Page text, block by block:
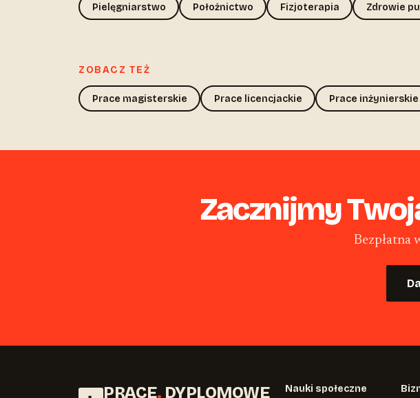
Pielęgniarstwo Położnictwo Fizjoterapia Zdrowie
ZOBACZ TEŻ
Prace magisterskie Prace licencjackie Prace inżynierskie
Zacznijmy
Bezpłatna
PRACE. DYPLOMOWE Nauki społeczne